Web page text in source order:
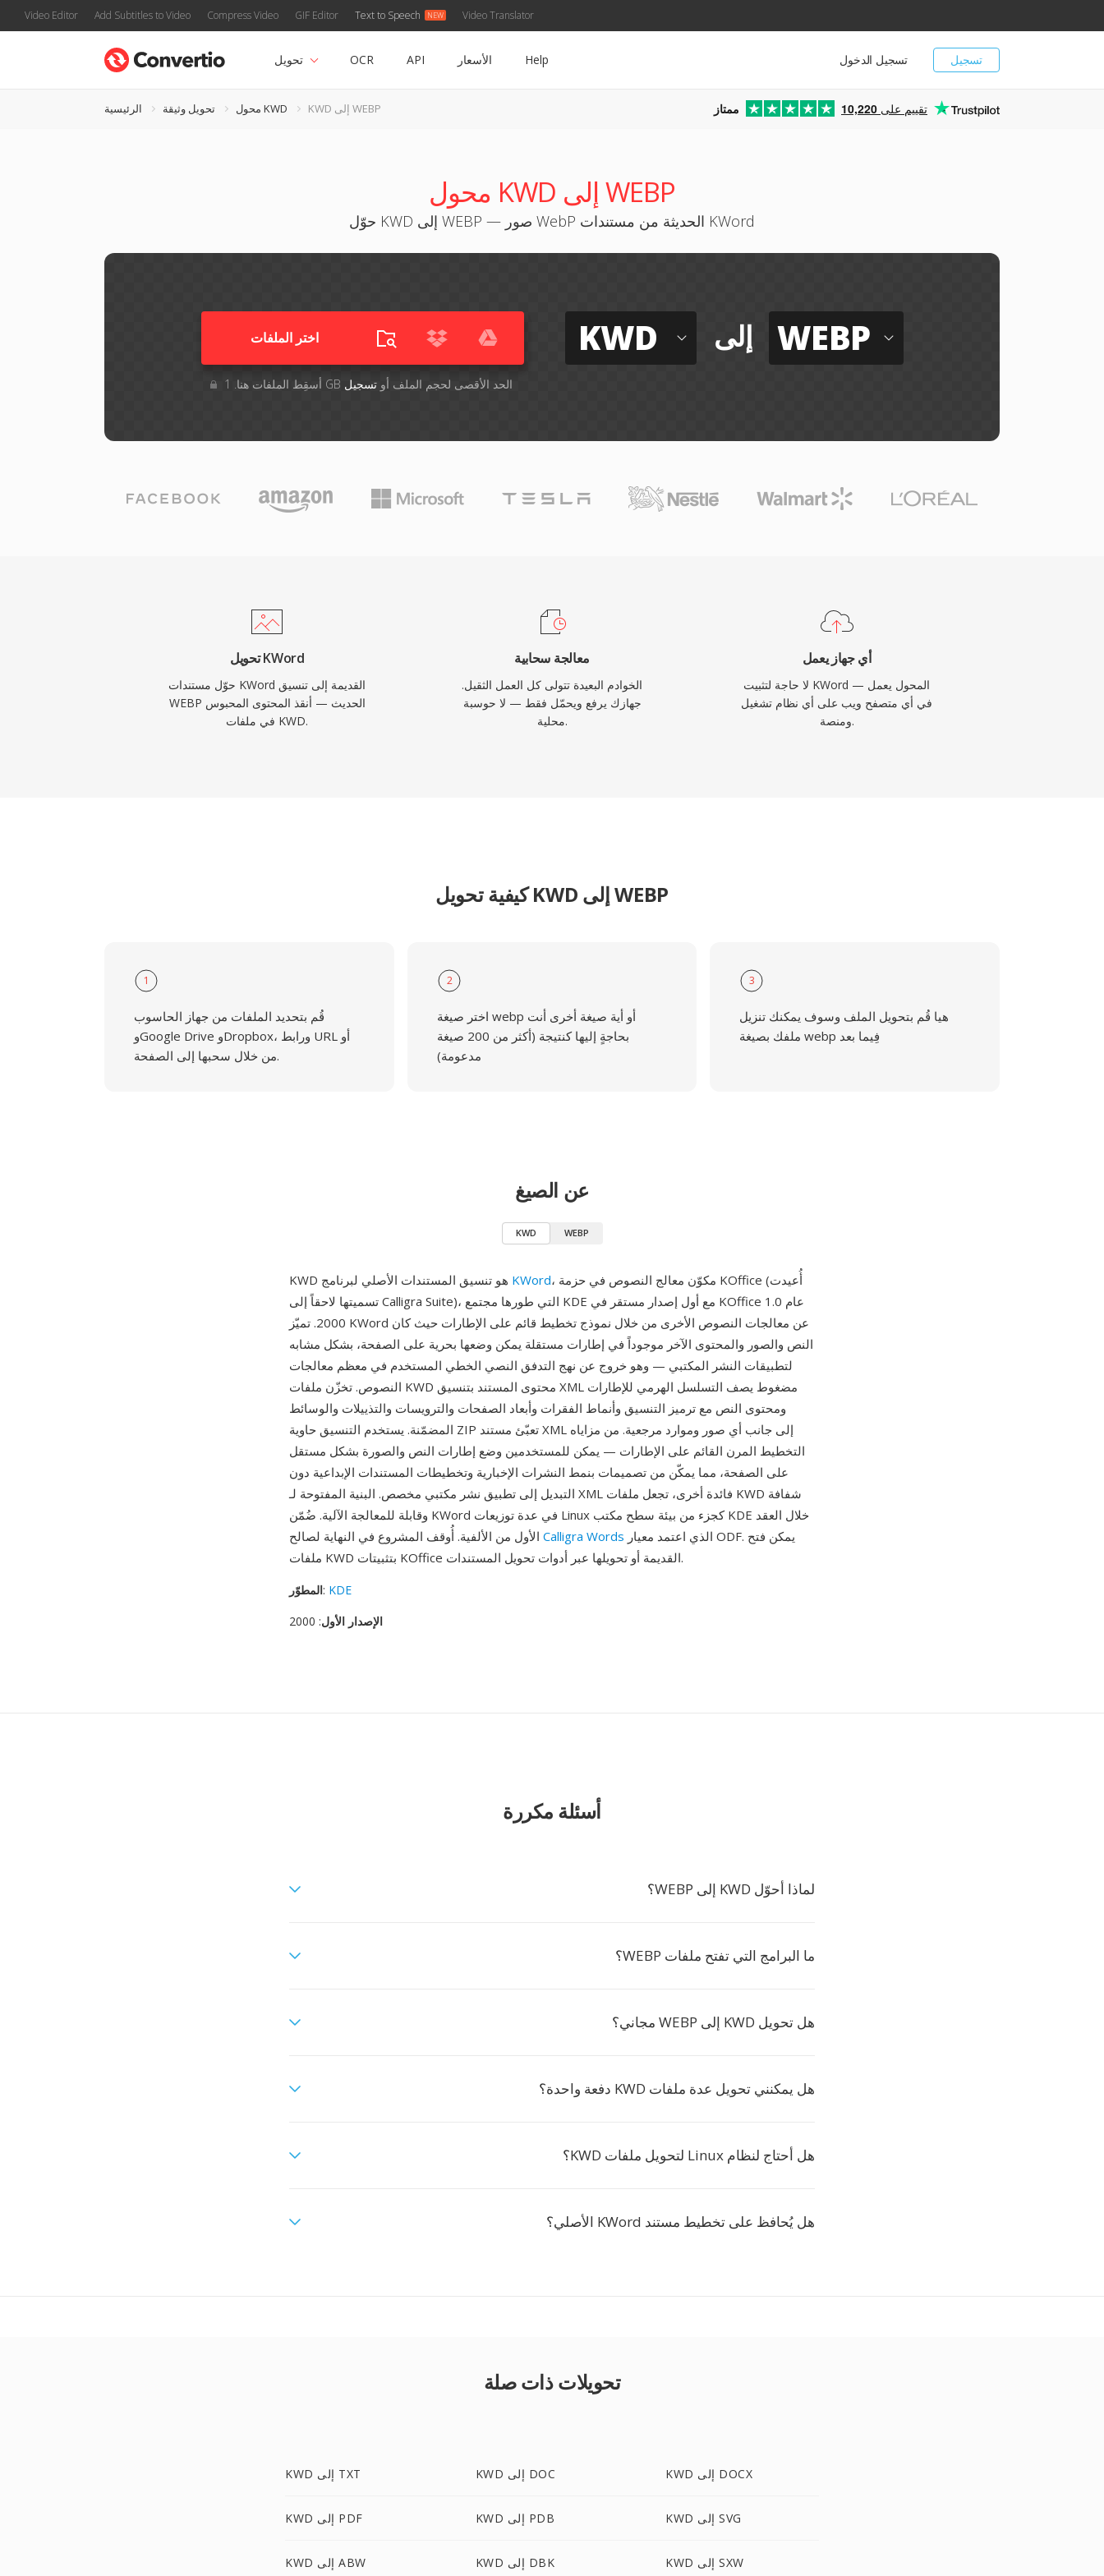
Video Editor Add Subtitles to Video Compress Video GIF Editor Text to Speech Video Translator
تسجيل تسجيل الدخول تحويل OCR API الأسعار Help
الرئيسية تحويل وثيقة محول KWD KWD إلى WEBP ممتاز 10,220 تقييم على
محول KWD إلى WEBP
حوّل KWD إلى WEBP — صور WebP الحديثة من مستندات KWord
اختر الملفات
أسقِط الملفات هنا. 1 GB الحد الأقصى لحجم الملف أوتسجيل
KWD إلى WEBP
تحويل KWord
حوّل مستندات KWord القديمة إلى تنسيق
WEBP الحديث — أنقذ المحتوى المحبوس
في ملفات KWD.
معالجة سحابية
الخوادم البعيدة تتولى كل العمل الثقيل.
جهازك يرفع ويحمّل فقط — لا حوسبة
محلية.
أي جهاز يعمل
لا حاجة لتثبيت KWord — المحول يعمل
في أي متصفح ويب على أي نظام تشغيل
ومنصة.
كيفية تحويل KWD إلى WEBP
1
قُم بتحديد الملفات من جهاز الحاسوب
وGoogle Drive وDropbox، ورابط URL أو
من خلال سحبها إلى الصفحة.
2
اختر صيغة webp أو أية صيغة أخرى أنت
بحاجةٍ إليها كنتيجة (أكثر من 200 صيغة
مدعومة)
3
هيا قُم بتحويل الملف وسوف يمكنك تنزيل
ملفك بصيغة webp فِيما بعد
عن الصيغ
KWD WEBP
KWord، مكوّن معالج النصوص في حزمة KOffice (أُعيدت
تسميتها لاحقاً إلى Calligra Suite)، التي طورها مجتمع KDE مع أول إصدار مستقر في KOffice 1.0 عام
2000. تميّز KWord عن معالجات النصوص الأخرى من خلال نموذج تخطيط قائم على الإطارات حيث كان
النص والصور والمحتوى الآخر موجوداً في إطارات مستقلة يمكن وضعها بحرية على الصفحة، بشكل مشابه
لتطبيقات النشر المكتبي — وهو خروج عن نهج التدفق النصي الخطي المستخدم في معظم معالجات
النصوص. تخزّن ملفات KWD محتوى المستند بتنسيق XML مضغوط يصف التسلسل الهرمي للإطارات
ومحتوى النص مع ترميز التنسيق وأنماط الفقرات وأبعاد الصفحات والترويسات والتذييلات والوسائط
المضمّنة. يستخدم التنسيق حاوية ZIP تعبّئ مستند XML إلى جانب أي صور وموارد مرجعية. من مزاياه
التخطيط المرن القائم على الإطارات — يمكن للمستخدمين وضع إطارات النص والصورة بشكل مستقل
على الصفحة، مما يمكّن من تصميمات بنمط النشرات الإخبارية وتخطيطات المستندات الإبداعية دون
التبديل إلى تطبيق نشر مكتبي مخصص. البنية المفتوحة لـ XML فائدة أخرى، تجعل ملفات KWD شفافة
وقابلة للمعالجة الآلية. ضُمّن KWord في عدة توزيعات Linux كجزء من بيئة سطح مكتب KDE خلال العقد
Calligra Words
ملفات KWD بتثبيتات KOffice القديمة أو تحويلها عبر أدوات تحويل المستندات.
المطوّر: KDE
الإصدار الأول: 2000
أسئلة مكررة
لماذا أحوّل KWD إلى WEBP؟
ما البرامج التي تفتح ملفات WEBP؟
هل تحويل KWD إلى WEBP مجاني؟
هل يمكنني تحويل عدة ملفات KWD دفعة واحدة؟
هل أحتاج لنظام Linux لتحويل ملفات KWD؟
هل يُحافظ على تخطيط مستند KWord الأصلي؟
تحويلات ذات صلة
KWD إلى TXT KWD إلى DOC KWD إلى DOCX
KWD إلى PDF KWD إلى PDB KWD إلى SVG
KWD إلى ABW KWD إلى DBK KWD إلى SXW